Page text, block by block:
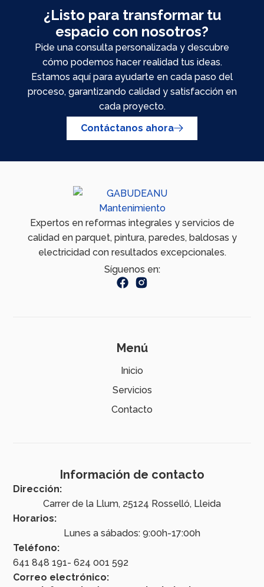
¿Listo para transformar tu
espacio con nosotros?
Pide una consulta personalizada y descubre
cómo podemos hacer realidad tus ideas.
Estamos aquí para ayudarte en cada paso del
proceso, garantizando calidad y satisfacción en
cada proyecto.
Contáctanos ahora
Expertos en reformas integrales y servicios de
calidad en parquet, pintura, paredes, baldosas y
electricidad con resultados excepcionales.
Síguenos en:
Menú
Inicio
Servicios
Contacto
Información de contacto
Dirección:
Carrer de la Llum, 25124 Rosselló, Lleida
Horarios:
Lunes a sábados: 9:00h-17:00h
Teléfono:
641 848 191- 624 001 592
Correo electrónico: